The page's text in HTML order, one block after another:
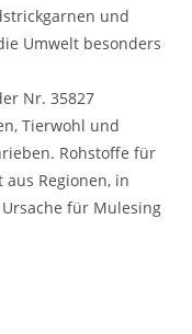
und
Umwelt besonders
Nr. 35827
Tierwohl und
Rohstoffe für
Regionen, in
für Mulesing